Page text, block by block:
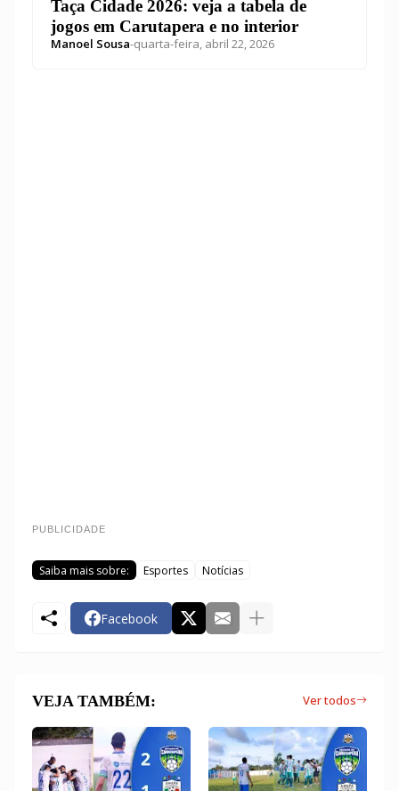
Taça Cidade 2026: veja a tabela de
jogos em Carutapera e no interior
Manoel Sousa-quarta-feira, abril 22, 2026
PUBLICIDADE
Saiba mais sobre: Esportes Notícias
Facebook
VEJA TAMBÉM: Ver todos